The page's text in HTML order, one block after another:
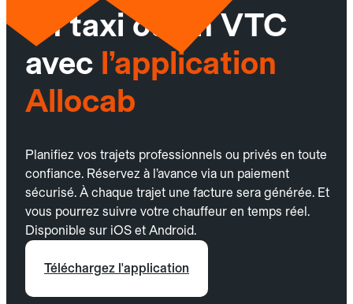
un taxi ou un VTC
avec l’application
Allocab
Planifiez vos trajets professionnels ou privés en toute
confiance. Réservez à l’avance via un paiement
sécurisé. À chaque trajet une facture sera générée. Et
vous pourrez suivre votre chauffeur en temps réel.
Disponible sur iOS et Android.
Téléchargez l'application